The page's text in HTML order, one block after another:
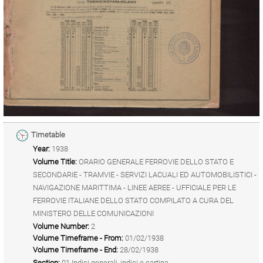
Timetable
Year: 1938
Volume Title: ORARIO GENERALE FERROVIE DELLO STATO E
SECONDARIE - TRAMVIE - SERVIZI LACUALI ED AUTOMOBILISTICI -
NAVIGAZIONE MARITTIMA - LINEE AEREE - UFFICIALE PER LE
FERROVIE ITALIANE DELLO STATO COMPILATO A CURA DEL
MINISTERO DELLE COMUNICAZIONI
Volume Number: 2
Volume Timeframe - From: 01/02/1938
Volume Timeframe - End: 28/02/1938